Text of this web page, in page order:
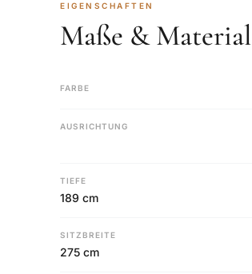
EIGENSCHAFTEN
Maße & Material
FARBE
AUSRICHTUNG
TIEFE
189 cm
SITZBREITE
275 cm